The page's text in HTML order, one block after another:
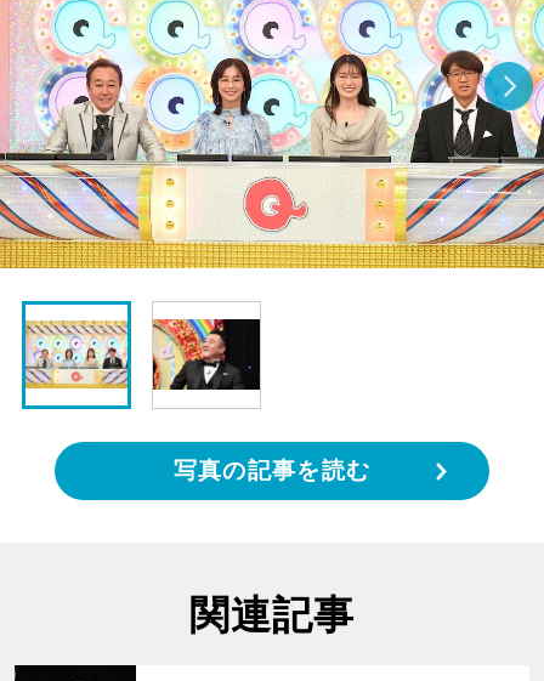
写真の記事を読む
関連記事